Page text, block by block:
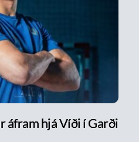
áfram hjá Víði í Garði